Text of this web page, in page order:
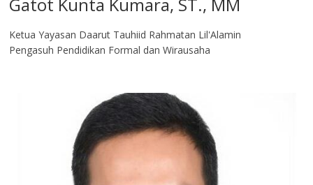
Ketua Yayasan Daarut Tauhiid Rahmatan Lil'Alamin
Pengasuh Pendidikan Formal dan Wirausaha